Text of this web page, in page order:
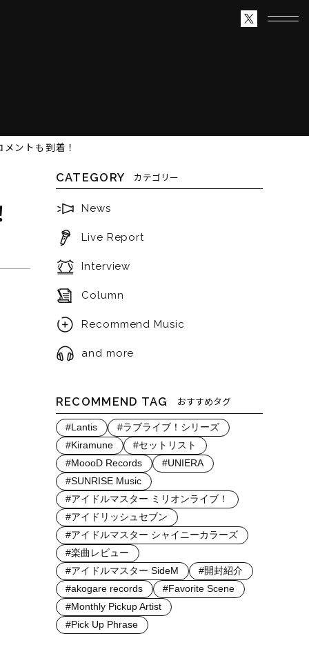
ントも到着！
CATEGORY カテゴリー
News
Live Report
Interview
Column
Recommend Music
and more
RECOMMEND TAG おすすめタグ
#Lantis
#ラブライブ！シリーズ
#Kiramune
#セットリスト
#MoooD Records
#UNIERA
#SUNRISE Music
#アイドルマスター ミリオンライブ！
#アイドリッシュセブン
#アイドルマスター シャイニーカラーズ
#楽曲レビュー
#アイドルマスター SideM
#開封紹介
#akogare records
#Favorite Scene
#Monthly Pickup Artist
#Pick Up Phrase